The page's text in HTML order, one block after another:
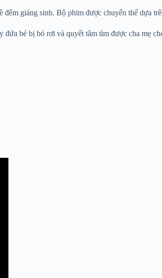
giáng sinh. Bộ phim được chuyển thể dựa
đứa bé bị bỏ rơi và quyết tâm tìm được cha mẹ